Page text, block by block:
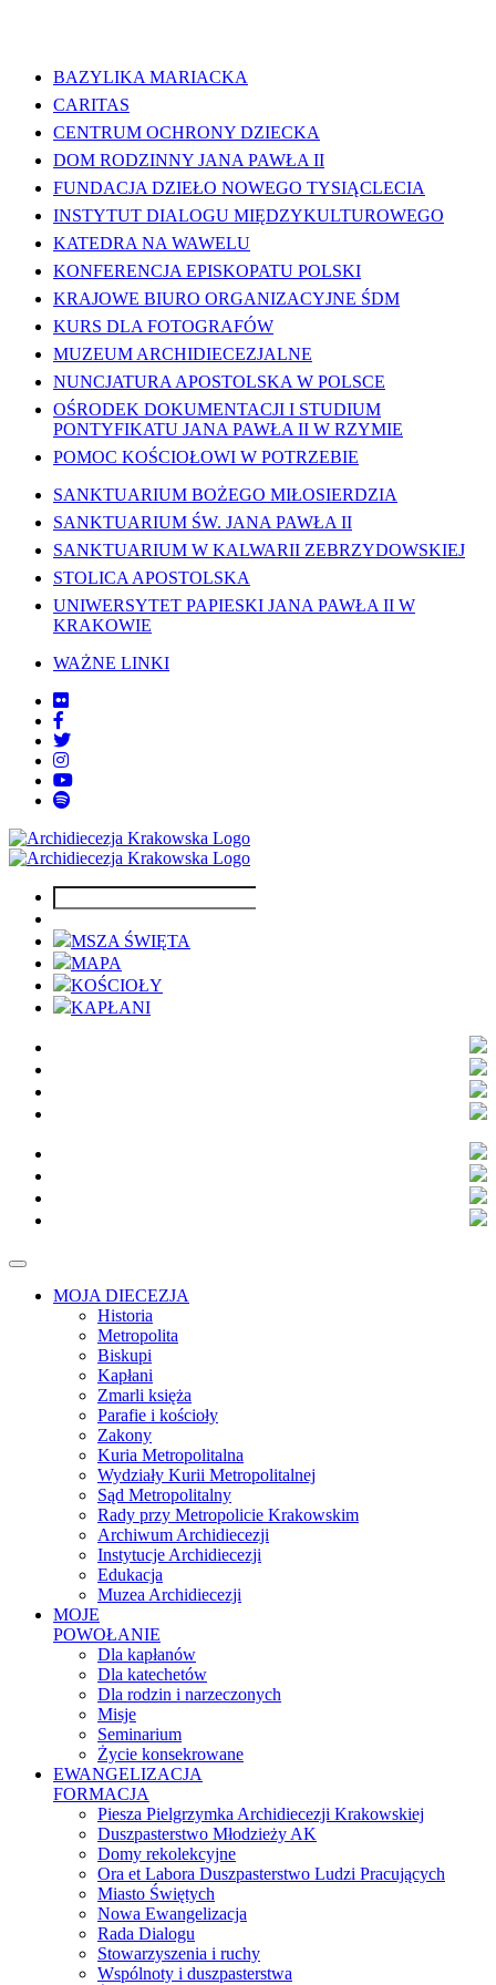
BAZYLIKA MARIACKA
CARITAS
CENTRUM OCHRONY DZIECKA
DOM RODZINNY JANA PAWŁA II
FUNDACJA DZIEŁO NOWEGO TYSIĄCLECIA
INSTYTUT DIALOGU MIĘDZYKULTUROWEGO
KATEDRA NA WAWELU
KONFERENCJA EPISKOPATU POLSKI
KRAJOWE BIURO ORGANIZACYJNE ŚDM
KURS DLA FOTOGRAFÓW
MUZEUM ARCHIDIECEZJALNE
NUNCJATURA APOSTOLSKA W POLSCE
OŚRODEK DOKUMENTACJI I STUDIUM
PONTYFIKATU JANA PAWŁA II W RZYMIE
POMOC KOŚCIOŁOWI W POTRZEBIE
SANKTUARIUM BOŻEGO MIŁOSIERDZIA
SANKTUARIUM ŚW. JANA PAWŁA II
SANKTUARIUM W KALWARII ZEBRZYDOWSKIEJ
STOLICA APOSTOLSKA
UNIWERSYTET PAPIESKI JANA PAWŁA II W
KRAKOWIE
WAŻNE LINKI
MSZA ŚWIĘTA
MAPA
KOŚCIOŁY
KAPŁANI
MOJA DIECEZJA
Historia
Metropolita
Biskupi
Kapłani
Zmarli księża
Parafie i kościoły
Zakony
Kuria Metropolitalna
Wydziały Kurii Metropolitalnej
Sąd Metropolitalny
Rady przy Metropolicie Krakowskim
Archiwum Archidiecezji
Instytucje Archidiecezji
Edukacja
Muzea Archidiecezji
MOJE
POWOŁANIE
Dla kapłanów
Dla katechetów
Dla rodzin i narzeczonych
Misje
Seminarium
Życie konsekrowane
EWANGELIZACJA
FORMACJA
Piesza Pielgrzymka Archidiecezji Krakowskiej
Duszpasterstwo Młodzieży AK
Domy rekolekcyjne
Ora et Labora Duszpasterstwo Ludzi Pracujących
Miasto Świętych
Nowa Ewangelizacja
Rada Dialogu
Stowarzyszenia i ruchy
Wspólnoty i duszpasterstwa